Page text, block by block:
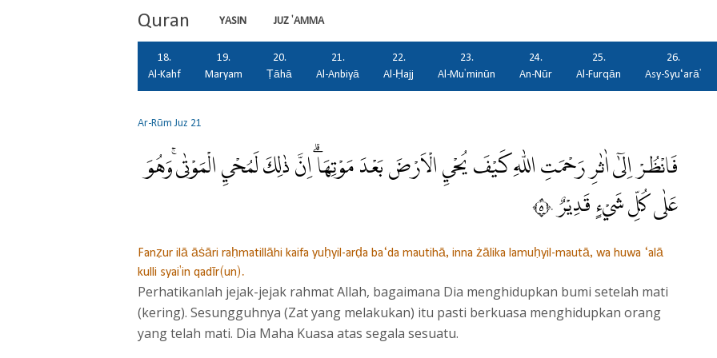
Quran YASIN
JUZ 'AMMA
18.
Al-Kahf
19.
Maryam
20.
Ṭāhā
21.
Al-Anbiyā
22.
Al-Ḥajj
23.
Al-Mu'minūn
24.
An-Nūr
25.
Al-Furqān
26.
Asy-Syu‘arā'
Ar-RūmJuz 21
فَانْظُرْ اِلٰٓى اٰثٰرِ رَحْمَتِ اللّٰهِ كَيْفَ يُحْيِ الْاَرْضَ بَعْدَ مَوْتِهَاۗ اِنَّ ذٰلِكَ لَمُحْيِ الْمَوْتٰىۚ وَهُوَ
عَلٰى كُلِّ شَيْءٍ قَدِيْرٌ ٥٠
Fanẓur ilā āṡāri raḥmatillāhi kaifa yuḥyil-arḍa ba‘da mautihā, inna żālika lamuḥyil-mautā, wa huwa ‘alā
kulli syai'in qadīr(un).
Perhatikanlah jejak-jejak rahmat Allah, bagaimana Dia menghidupkan bumi setelah mati
(kering). Sesungguhnya (Zat yang melakukan) itu pasti berkuasa menghidupkan orang
yang telah mati. Dia Maha Kuasa atas segala sesuatu.